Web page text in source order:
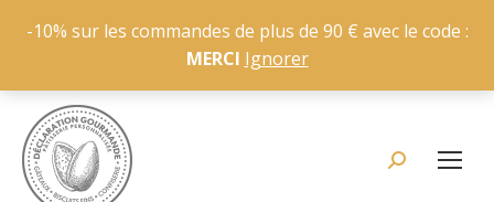
-10% sur les commandes de plus de 90 € avec le code :
MERCI Ignorer
Recherche